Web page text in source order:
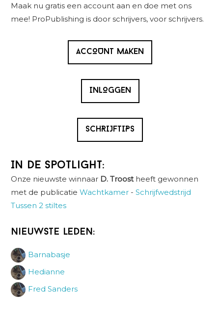
Sidebar
Maak nu gratis een account aan en doe met ons
mee! ProPublishing is door schrijvers, voor schrijvers.
ACCOUNT MAKEN
INLOGGEN
SCHRIJFTIPS
In de spotlight:
Onze nieuwste winnaar D. Troost heeft gewonnen
met de publicatieWachtkamer -Schrijfwedstrijd
Tussen 2 stiltes
Nieuwste leden:
Barnabasje
Hedianne
Fred Sanders